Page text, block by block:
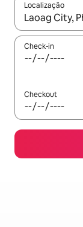
Localização
Quando os
Check-in
Checkout